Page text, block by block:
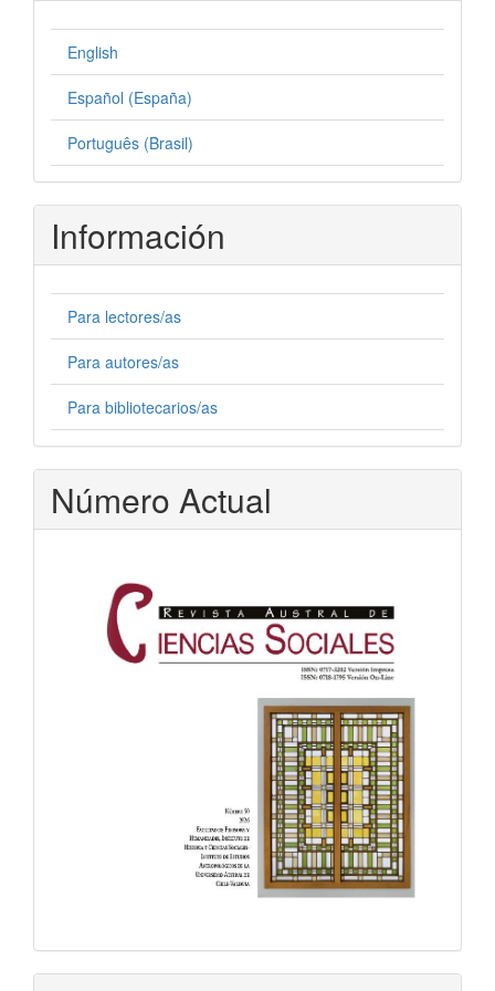
English
Español (España)
Português (Brasil)
Información
Para lectores/as
Para autores/as
Para bibliotecarios/as
Número Actual